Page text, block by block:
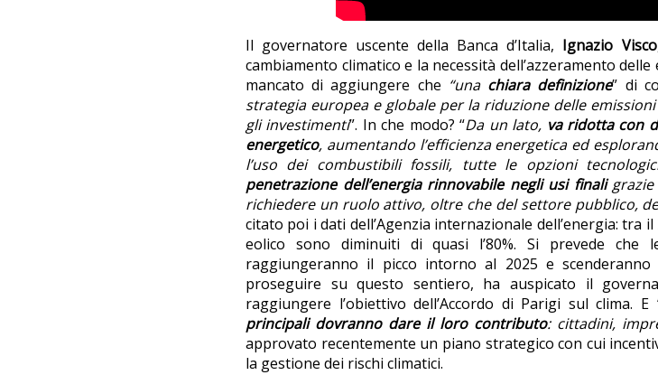
Il governatore uscente della Banca d’Italia, Ignazio Visco
cambiamento climatico e la necessità dell’azzeramento
mancato di aggiungere che “una chiara definizione” di
strategia europea e globale per la riduzione delle
gli investimenti”. In che modo? “Da un lato, va ridotta con
energetico, aumentando l’efficienza energetica ed
l’uso dei combustibili fossili, tutte le opzioni
penetrazione dell’energia rinnovabile negli usi finaligrazie
richiedere un ruolo attivo, oltre che del settore pubblico,
citato poi i dati dell’Agenzia internazionale dell’energia: tra
eolico sono diminuiti di quasi l’80%. Si prevede che
raggiungeranno il picco intorno al 2025 e
proseguire su questo sentiero, ha auspicato il
raggiungere l’obiettivo dell’Accordo di Parigi sul clima. E
principali dovranno dare il loro contributo: cittadini,
approvato recentemente un piano strategico con cui
la gestione dei rischi climatici.